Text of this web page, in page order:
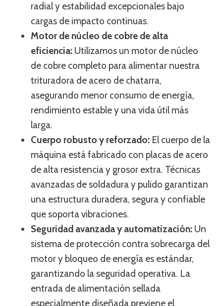
radial y estabilidad excepcionales bajo
cargas de impacto continuas.
Motor de núcleo de cobre de alta
eficiencia: Utilizamos un motor de núcleo
de cobre completo para alimentar nuestra
trituradora de acero de chatarra,
asegurando menor consumo de energía,
rendimiento estable y una vida útil más
larga.
Cuerpo robusto y reforzado: El cuerpo de la
máquina está fabricado con placas de acero
de alta resistencia y grosor extra. Técnicas
avanzadas de soldadura y pulido garantizan
una estructura duradera, segura y confiable
que soporta vibraciones.
Seguridad avanzada y automatización: Un
sistema de protección contra sobrecarga del
motor y bloqueo de energía es estándar,
garantizando la seguridad operativa. La
entrada de alimentación sellada
especialmente diseñada previene el